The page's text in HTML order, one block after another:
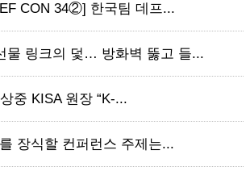
CON 34②] 한국팀 데프...
물 링크의 덫… 방화벽 뚫고 들...
중 KISA 원장 “K-...
장식할 컨퍼런스 주제는...